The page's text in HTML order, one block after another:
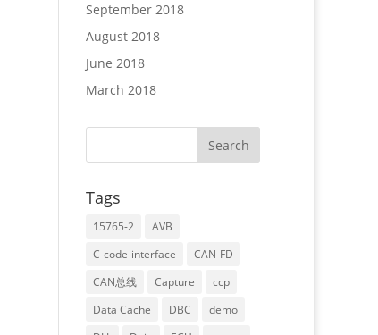
September 2018
August 2018
June 2018
March 2018
Tags
15765-2
AVB
C-code-interface
CAN-FD
CAN总线
Capture
ccp
Data Cache
DBC
demo